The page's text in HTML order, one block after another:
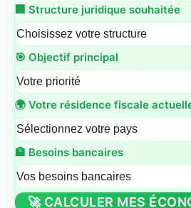
🏢 Structure juridique souhaitée
🎯 Objectif principal
🌍 Votre résidence fiscale
🏦 Besoins bancaires
🚀 CALCULER MES